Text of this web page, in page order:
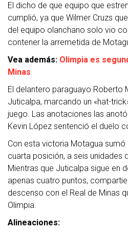
El dicho de que equipo que
cumplió, ya que Wilmer Cruzs
del equipo olanchano solo vio
contener la arremetida de
Vea además: Olimpia es
Minas
El delantero paraguayo Roberto
Juticalpa, marcando un «hat-
juego. Las anotaciones las
Kevin López sentenció el duelo
Con esta victoria Motagua
cuarta posición, a seis unidades
Mientras que Juticalpa sigue en
apenas cuatro puntos,
descenso con el Real de Minas
Olimpia.
Alineaciones: